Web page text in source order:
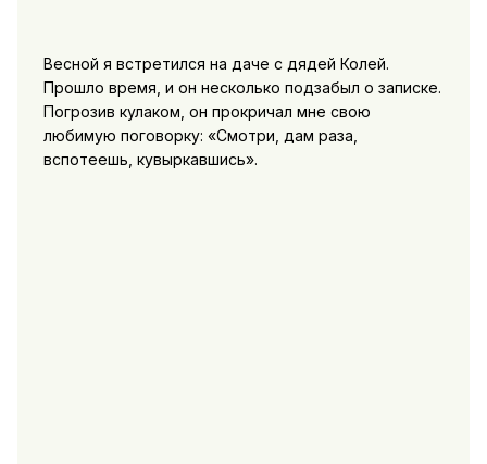
Весной я встретился на даче с дядей Колей.
Прошло время, и он несколько подзабыл о записке.
Погрозив кулаком, он прокричал мне свою
любимую поговорку: «Смотри, дам раза,
вспотеешь, кувыркавшись».